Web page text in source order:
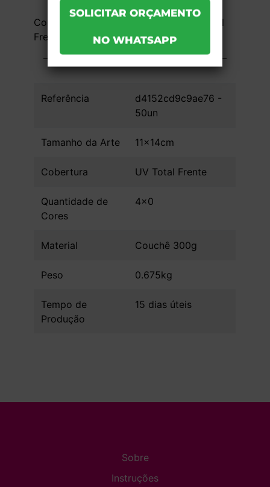
Couchê 300g - 4x0 - 11x14cm - UV Total
Frente - 50 unid
Referência
d4152cd9c9ae76 -
50un
Tamanho da Arte 11x14cm
Cobertura UV Total Frente
Quantidade de
Cores
4x0
Material Couchê 300g
Peso 0.675kg
Tempo de
Produção
15 dias úteis
Sobre
Instruções